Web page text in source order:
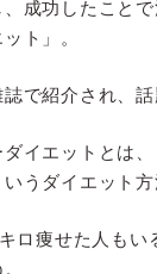
成功したこと
ト」。
で紹介され、話
イエットとは、
いうダイエット方
ロ痩せた人もい